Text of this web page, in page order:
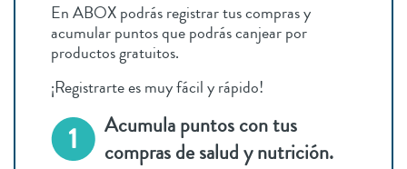
En ABOX podrás registrar tus compras y
acumular puntos que podrás canjear por
productos gratuitos.
¡Registrarte es muy fácil y rápido!
Acumula puntos con tus
compras de salud y nutrición.